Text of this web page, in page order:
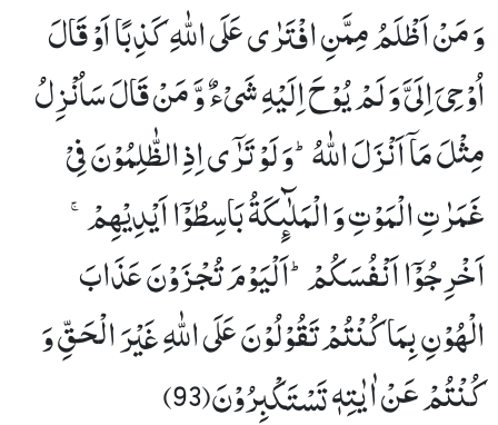
وَ مَنْ اَظْلَمُ مِمَّنِ افْتَرٰى عَلَى اللّٰهِ كَذِبًا اَوْ قَالَ
اُوْحِیَ اِلَیَّ وَ لَمْ یُوْحَ اِلَیْهِ شَیْءٌ وَّ مَنْ قَالَ سَاُنْزِلُ
مِثْلَ مَاۤ اَنْزَلَ اللّٰهُؕ-وَ لَوْ تَرٰۤى اِذِ الظّٰلِمُوْنَ فِیْ
غَمَرٰتِ الْمَوْتِ وَ الْمَلٰٓىٕكَةُ بَاسِطُوْۤا اَیْدِیْهِمْۚ-
اَخْرِجُوْۤا اَنْفُسَكُمْؕ-اَلْیَوْمَ تُجْزَوْنَ عَذَابَ
الْهُوْنِ بِمَا كُنْتُمْ تَقُوْلُوْنَ عَلَى اللّٰهِ غَیْرَ الْحَقِّ وَ
كُنْتُمْ عَنْ اٰیٰتِهٖ تَسْتَكْبِرُوْنَ(93)